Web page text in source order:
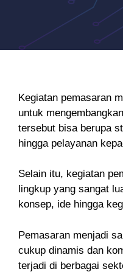
Kegiatan pemasaran
untuk
tersebut bisa berupa
hingga pelayanan
Selain itu, kegiatan
lingkup yang sangat
konsep, ide hingga
Pemasaran menjadi
cukup dinamis dan
terjadi di berbagai